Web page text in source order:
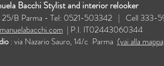
Bacchi Stylist and interior relooker
25/B Parma - Tel: 0521-503342 | Cell 333-
| P.I. IT02443060344
: via Nazario Sauro, 14/c Parma (vai alla